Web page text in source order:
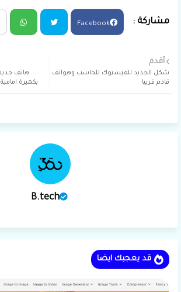
Facebook
بكميرة امامية 32 Mp حسب التسريبات
أقدم
شكل الجديد للفيسبوك للحاسب وهواتف
قادم قريبا
B.tech
قد يعجبك ايضا